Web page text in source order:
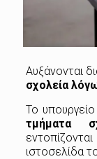
Αυξάνονται
σχολεία
Το
τμήματα
ιστοσελίδα